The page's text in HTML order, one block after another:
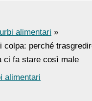
alimentari
colpa: perché
ci fa stare così male
alimentari